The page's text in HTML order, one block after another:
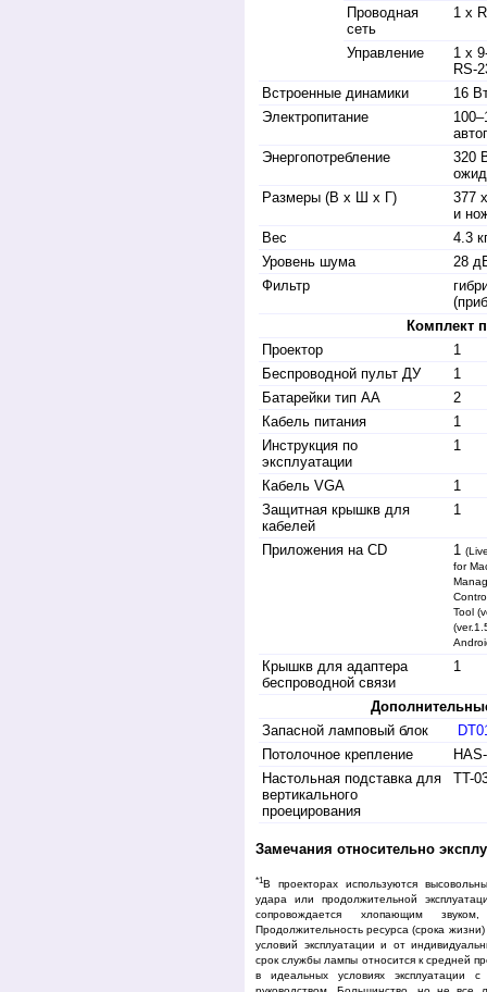
Проводная
сеть
1 x
Управление
1 х
RS-
Встроенные динамики
16
Электропитание
Энергопотребление
320
Размеры (В x Ш x Г)
377
и
Вес
4.3
Уровень шума
28
Фильтр
Комплект
Проектор
1
Беспроводной пульт ДУ
1
Батарейки тип АА
2
Кабель питания
1
Инструкция по
эксплуатации
1
Кабель VGA
1
Защитная крышкв для
кабелей
1
Приложения на CD 1
for
Tool
Крышкв для адаптера
беспроводной связи
1
Запасной ламповый блок
Потолочное крепление
Настольная подставка для
вертикального
проецирования
TT-
Замечания относительно
*1В проекторах используются
удара или продолжительной
сопровождается хлопающим
Продолжительность ресурса (срока
условий эксплуатации и от
срок службы лампы относится к средней
в идеальных условиях эксплуатации